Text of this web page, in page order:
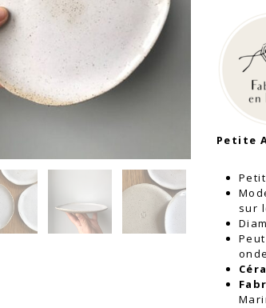
Assiette
grès
Marine
Wallois
Petite
sur